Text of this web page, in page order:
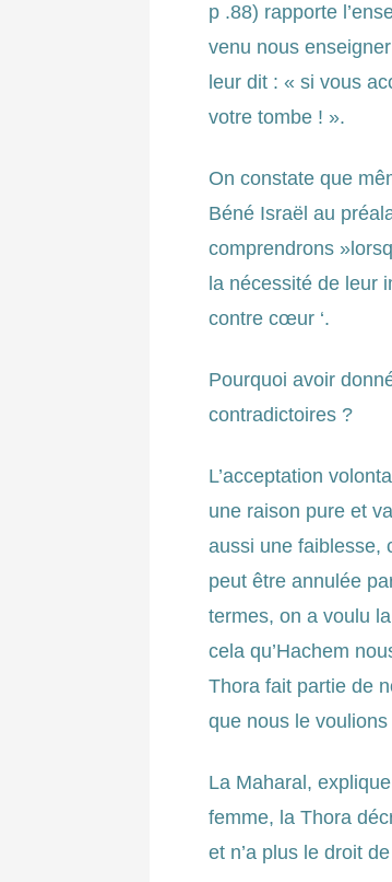
p .88) rapporte
venu nous
leur dit : « si vous
votre tombe ! ».
On constate que
Béné Israël au
comprendrons
la nécessité de leur
contre cœur ‘.
Pourquoi avoir
contradictoires ?
L’acceptation
une raison pure et
aussi une faiblesse,
peut être annulée
termes, on a voulu
cela qu’Hachem
Thora fait partie de
que nous le voulions
La Maharal,
femme, la Thora
et n’a plus le droit